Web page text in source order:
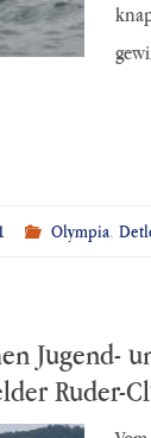
Olympia,
Jugend-
Ruder-